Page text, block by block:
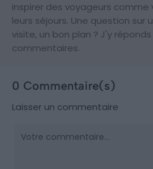
inspirer des voyageurs comme
leurs séjours. Une question sur
visite, un bon plan ? J'y
commentaires.
0 Commentaire(s)
Laisser un commentaire